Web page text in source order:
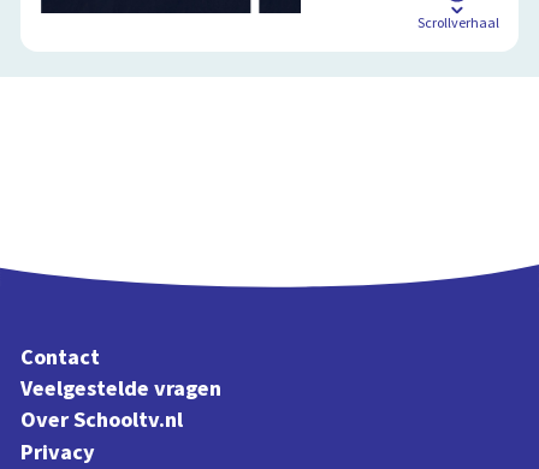
Scrollverhaal
Contact
Veelgestelde vragen
Over Schooltv.nl
Privacy